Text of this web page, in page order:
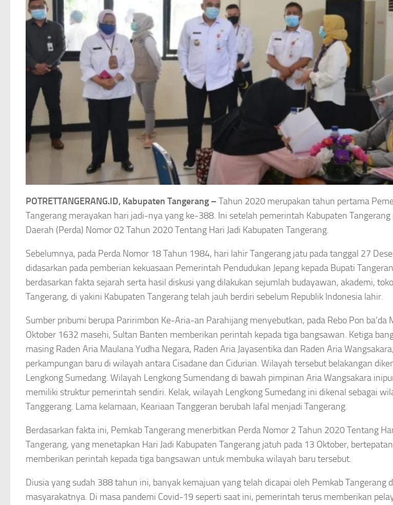
POTRETTANGERANG.ID, Kabupaten Tangerang – Tahun 2020 merupakan tahun pertama
Tangerang merayakan hari jadi-nya yang ke-388. Ini setelah pemerintah Kabupaten
Daerah (Perda) Nomor 02 Tahun 2020 Tentang Hari Jadi Kabupaten Tangerang.
Sebelumnya, pada Perda Nomor 18 Tahun 1984, hari lahir Tangerang jatu pada tanggal 27
didasarkan pada pemberian kekuasaan Pemerintah Pendudukan Jepang kepada Bupati
berdasarkan fakta sejarah serta hasil diskusi yang dilakukan sejumlah budayawan, akademi,
Tangerang, di yakini Kabupaten Tangerang telah jauh berdiri sebelum Republik Indonesia lahir.
Sumber pribumi berupa Paririmbon Ke-Aria-an Parahijang menyebutkan, pada Rebo Pon ba’da
Oktober 1632 masehi, Sultan Banten memberikan perintah kepada tiga bangsawan. Ketiga
masing Raden Aria Maulana Yudha Negara, Raden Aria Jayasentika dan Raden Aria
perkampungan baru di wilayah antara Cisadane dan Cidurian. Wilayah tersebut belakangan
Lengkong Sumedang. Wilayah Lengkong Sumendang di bawah pimpinan Aria Wangsakara
memiliki struktur pemerintah sendiri. Kelak, wilayah Lengkong Sumedang ini dikenal sebagai
Tanggerang. Lama kelamaan, Keariaan Tanggeran berubah lafal menjadi Tangerang.
Berdasarkan fakta ini, Pemkab Tangerang menerbitkan Perda Nomor 2 Tahun 2020 Tentang
Tangerang, yang menetapkan Hari Jadi Kabupaten Tangerang jatuh pada 13 Oktober,
memberikan perintah kepada tiga bangsawan untuk membuka wilayah baru tersebut.
Diusia yang sudah 388 tahun ini, banyak kemajuan yang telah dicapai oleh Pemkab Tangerang
masyarakatnya. Di masa pandemi Covid-19 seperti saat ini, pemerintah terus memberikan